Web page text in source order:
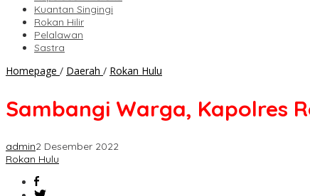
Kuantan Singingi
Rokan Hilir
Pelalawan
Sastra
Homepage / Daerah / Rokan Hulu
Rohul:
Mohon
Sambangi Warga, Kapolres
admin2 Desember 2022
Rokan Hulu